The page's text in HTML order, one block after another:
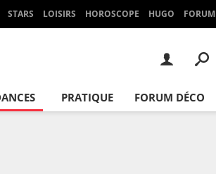
STARS LOISIRS HOROSCOPE HUGO FORUM
PRATIQUE FORUM DÉCO